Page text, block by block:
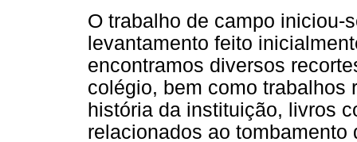
O trabalho de campo iniciou-
levantamento feito
encontramos diversos
colégio, bem como trabalhos
história da instituição, livros
relacionados ao